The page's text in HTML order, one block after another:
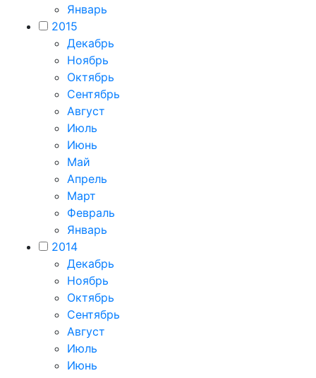
Январь
2015
Декабрь
Ноябрь
Октябрь
Сентябрь
Август
Июль
Июнь
Май
Апрель
Март
Февраль
Январь
2014
Декабрь
Ноябрь
Октябрь
Сентябрь
Август
Июль
Июнь